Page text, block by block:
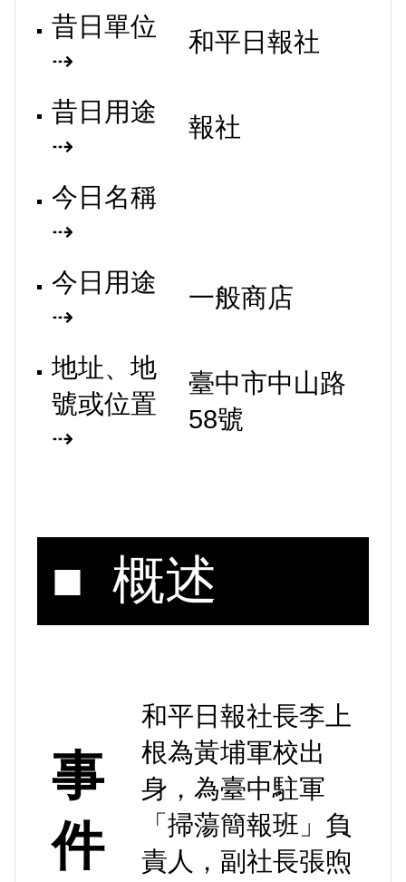
昔日單位
⇢
和平日報社
昔日用途
⇢
報社
今日名稱
⇢
今日用途
⇢
一般商店
地址、地
號或位置
⇢
臺中市中山路
58號
■ 概述
事
件
和平日報社長李上
根為黃埔軍校出
身，為臺中駐軍
「掃蕩簡報班」負
責人，副社長張煦